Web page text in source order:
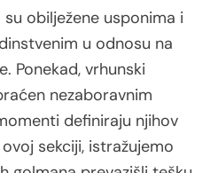
obilježene usponima i
u odnosu na
Ponekad, vrhunski
nezaboravnim
definiraju njihov
sekciji, istražujemo